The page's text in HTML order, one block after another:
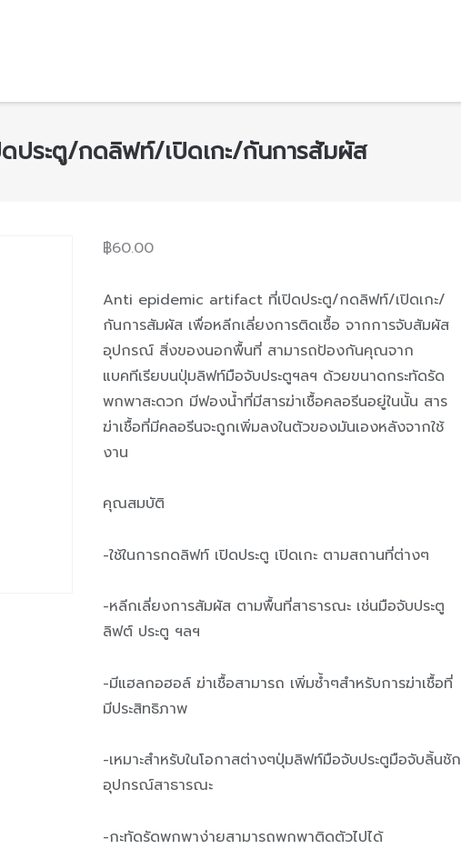
ระตู/กดลิฟท์/เปิดเกะ/กันการสัมผัส
฿60.00
Anti epidemic artifact ที่เปิดประตู/กดลิฟท์/เปิดเกะ/
กันการสัมผัส เพื่อหลีกเลี่ยงการติดเชื้อ จากการจับสัมผัส
อุปกรณ์ สิ่งของนอกพื้นที่ สามารถป้องกันคุณจาก
แบคทีเรียบนปุ่มลิฟท์มือจับประตูฯลฯ ด้วยขนาดกระทัดรัด
พกพาสะดวก มีฟองน้ำที่มีสารฆ่าเชื้อคลอรีนอยู่ในนั้น สาร
ฆ่าเชื้อที่มีคลอรีนจะถูกเพิ่มลงในตัวของมันเองหลังจากใช้
งาน
คุณสมบัติ
-ใช้ในการกดลิฟท์ เปิดประตู เปิดเกะ ตามสถานที่ต่างๆ
-หลีกเลี่ยงการสัมผัส ตามพื้นที่สาธารณะ เช่นมือจับประตู
ลิฟต์ ประตู ฯลฯ
-มีแฮลกอฮอล์ ฆ่าเชื้อสามารถ เพิ่มซ้ำๆสำหรับการฆ่าเชื้อที่
มีประสิทธิภาพ
-เหมาะสำหรับในโอกาสต่างๆปุ่มลิฟท์มือจับประตูมือจับลิ้นชัก
อุปกรณ์สาธารณะ
-กะทัดรัดพกพาง่ายสามารถพกพาติดตัวไปได้